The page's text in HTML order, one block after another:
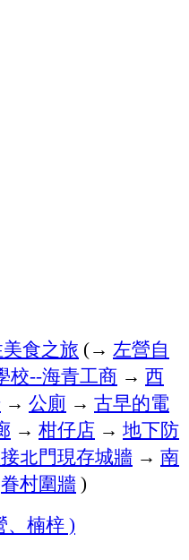
食之旅 (→ 左營自
校--海青工商 → 西
→ 公廁 → 古早的電
→ 柑仔店 → 地下防
北門現存城牆 → 南
眷村圍牆 )
、楠梓 )